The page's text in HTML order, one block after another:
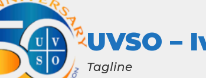
UVSO –
Tagline